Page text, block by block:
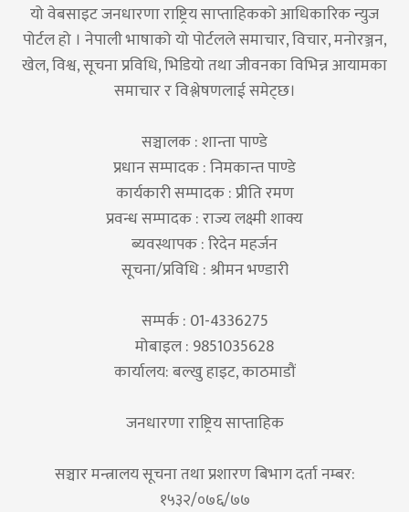
यो वेबसाइट जनधारणा राष्ट्रिय साप्ताहिकको आधिकारिक न्युज
पोर्टल हो । नेपाली भाषाको यो पोर्टलले समाचार, विचार, मनोरञ्जन,
खेल, विश्व, सूचना प्रविधि, भिडियो तथा जीवनका विभिन्न आयामका
समाचार र विश्लेषणलाई समेट्छ।
सञ्चालक : शान्ता पाण्डे
प्रधान सम्पादक : निमकान्त पाण्डे
कार्यकारी सम्पादक : प्रीति रमण
प्रवन्ध सम्पादक : राज्य लक्ष्मी शाक्य
ब्यवस्थापक : रिदेन महर्जन
सूचना/प्रविधि : श्रीमन भण्डारी
सम्पर्क : 01-4336275
मोबाइल : 9851035628
कार्यालय: बल्खु हाइट, काठमाडौं
जनधारणा राष्ट्रिय साप्ताहिक
सञ्चार मन्त्रालय सूचना तथा प्रशारण बिभाग दर्ता नम्बर:
१५३२/०७६/७७